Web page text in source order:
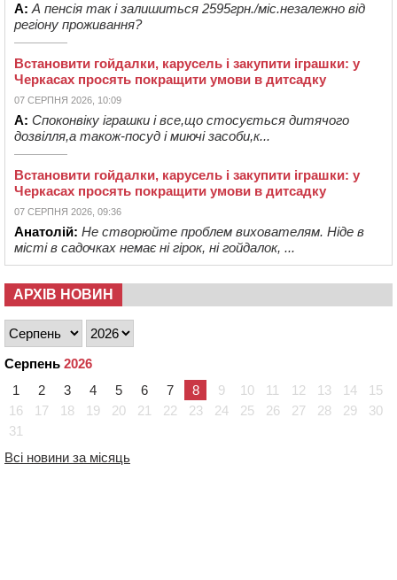
А: А пенсія так і залишиться 2595грн./міс.незалежно від
регіону проживання?
Встановити гойдалки, карусель і закупити іграшки: у
Черкасах просять покращити умови в дитсадку
07 СЕРПНЯ 2026, 10:09
А: Споконвіку іграшки і все,що стосується дитячого
дозвілля,а також-посуд і миючі засоби,к...
Встановити гойдалки, карусель і закупити іграшки: у
Черкасах просять покращити умови в дитсадку
07 СЕРПНЯ 2026, 09:36
Анатолій: Не створюйте проблем вихователям. Ніде в
місті в садочках немає ні гірок, ні гойдалок, ...
АРХІВ НОВИН
Серпень 2026
1
2 3 4 5 6 7 8 9 10 11 12 13 14
15
16
17 18 19 20 21 22 23 24 25 26 27 28 29
30
31
Всі новини за місяць